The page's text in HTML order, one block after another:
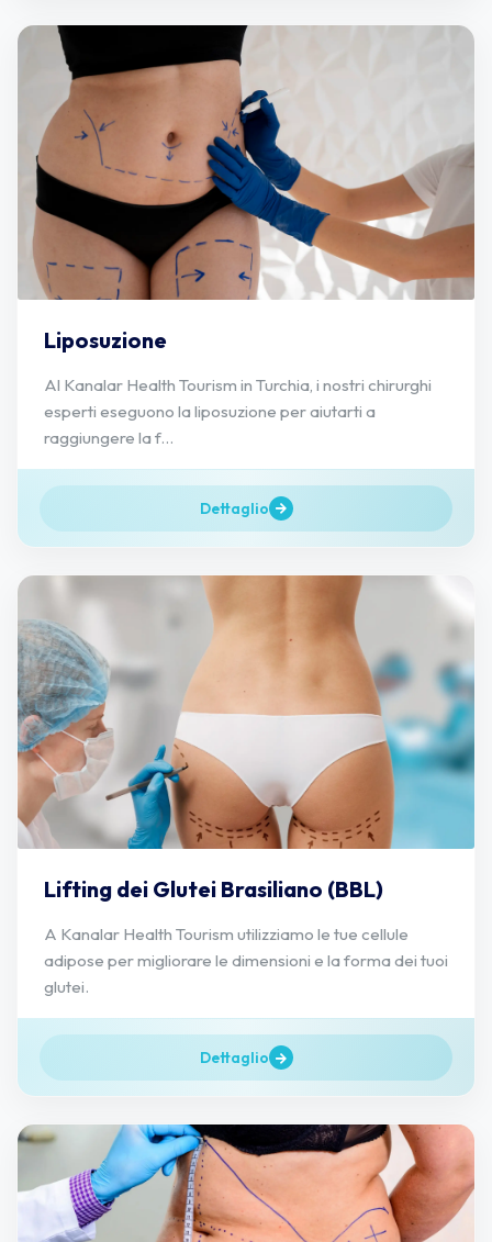
Liposuzione
Al Kanalar Health Tourism in Turchia, i nostri chirurghi
esperti eseguono la liposuzione per aiutarti a
raggiungere la f...
Dettaglio
Lifting dei Glutei Brasiliano (BBL)
A Kanalar Health Tourism utilizziamo le tue cellule
adipose per migliorare le dimensioni e la forma dei tuoi
glutei.
Dettaglio